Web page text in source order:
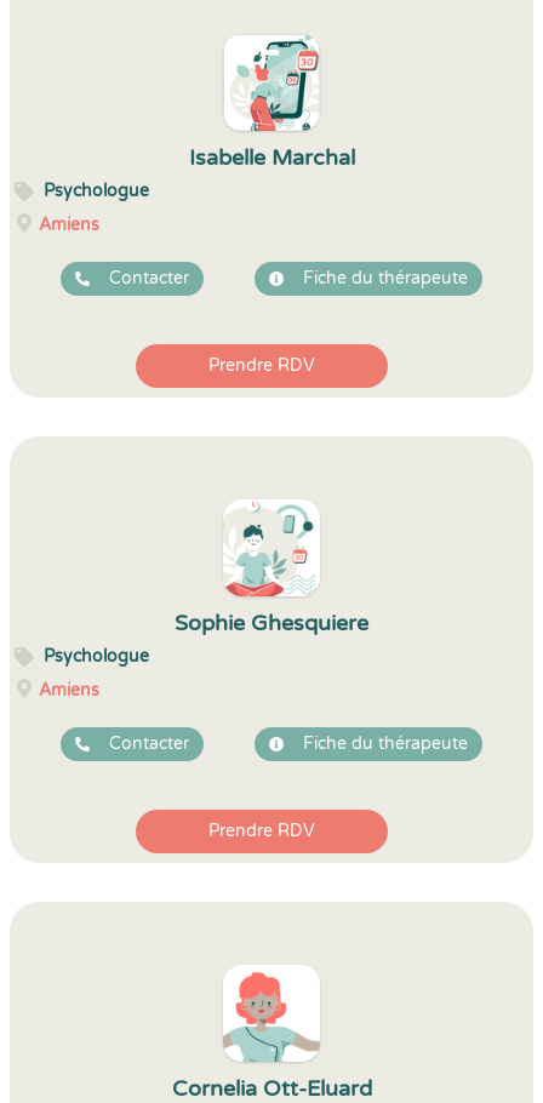
Isabelle Marchal
Psychologue
Amiens
Contacter Fiche du thérapeute
Prendre RDV
Sophie Ghesquiere
Psychologue
Amiens
Contacter Fiche du thérapeute
Prendre RDV
Cornelia Ott-Eluard